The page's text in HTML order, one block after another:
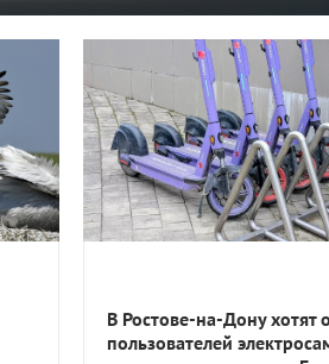
В Ростове-на-Дону хотят
пользователей